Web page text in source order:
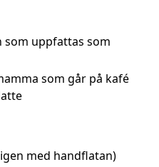
som uppfattas som
som går på kafé
med handflatan)